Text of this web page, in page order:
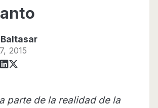
2015
parte de la realidad de la